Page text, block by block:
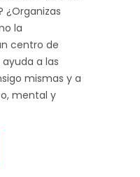
¿Organizas
la
centro de
a las
mismas y a
mental y